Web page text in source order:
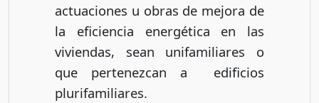
actuaciones u obras de mejora de
la eficiencia energética en las
viviendas, sean unifamiliares o
que pertenezcan a edificios
plurifamiliares.